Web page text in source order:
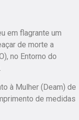
em flagrante um
de morte a
no Entorno do
à Mulher (Deam) de
de medidas